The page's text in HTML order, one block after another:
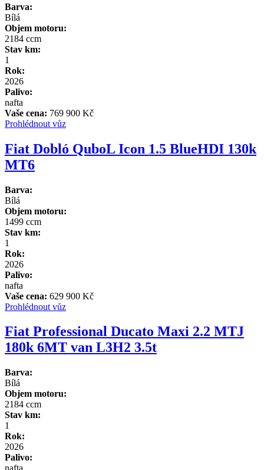
Barva:
Bílá
Objem motoru:
2184 ccm
Stav km:
1
Rok:
2026
Palivo:
nafta
Vaše cena: 769 900 Kč
Prohlédnout vůz
Fiat Dobló QuboL Icon 1.5 BlueHDI 130k
MT6
Barva:
Bílá
Objem motoru:
1499 ccm
Stav km:
1
Rok:
2026
Palivo:
nafta
Vaše cena: 629 900 Kč
Prohlédnout vůz
Fiat Professional Ducato Maxi 2.2 MTJ
180k 6MT van L3H2 3.5t
Barva:
Bílá
Objem motoru:
2184 ccm
Stav km:
1
Rok:
2026
Palivo: